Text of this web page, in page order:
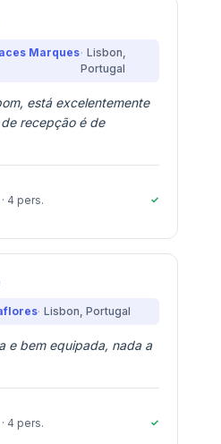
Marques Lisbon,
Portugal
está excelentemente
recepção é de
· 4 pers. ✓
Lisbon, Portugal
e bem equipada, nada a
· 4 pers. ✓